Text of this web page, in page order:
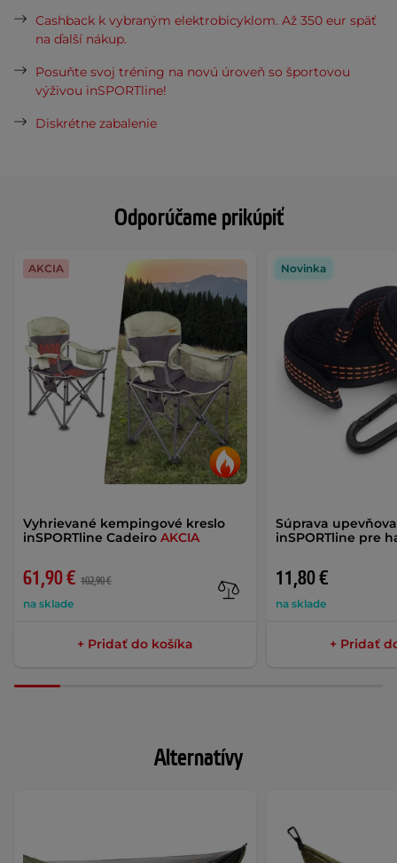
Odporúčame prikúpiť
Vyhrievané kempingové kreslo
inSPORTline Cadeiro AKCIA
61,90 € 102,90 €
na sklade
AKCIA
+ Pridať do košíka
Súprava
inSPORTline pre
11,80 €
na sklade
Novinka
+ Pridať
Cashback k vybraným elektrobicyklom. Až 350 eur späť
na ďalší nákup.
Posuňte svoj tréning na novú úroveň so športovou
výživou inSPORTline!
Diskrétne zabalenie
Alternatívy